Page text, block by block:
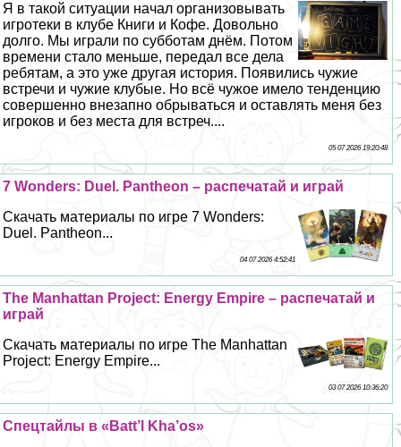
Я в такой ситуации начал организовывать
игротеки в клубе Книги и Кофе. Довольно
долго. Мы играли по субботам днём. Потом
времени стало меньше, передал все дела
ребятам, а это уже другая история. Появились чужие
встречи и чужие клубые. Но всё чужое имело тенденцию
совершенно внезапно обрываться и оставлять меня без
игроков и без места для встреч....
05 07 2026 19:20:48
7 Wonders: Duel. Pantheon – распечатай и играй
Скачать материалы по игре 7 Wonders:
Duel. Pantheon...
04 07 2026 4:52:41
The Manhattan Project: Energy Empire – распечатай и
играй
Скачать материалы по игре The Manhattan
Project: Energy Empire...
03 07 2026 10:36:20
Спецтайлы в «Batt’l Kha’os»